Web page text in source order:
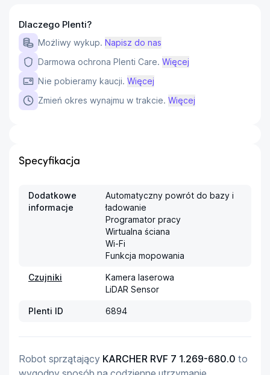
Dlaczego Plenti?
Możliwy wykup. Napisz do nas
Darmowa ochrona Plenti Care. Więcej
Nie pobieramy kaucji. Więcej
Zmień okres wynajmu w trakcie. Więcej
Specyfikacja
Dodatkowe
informacje
Automatyczny powrót do bazy i
ładowanie
Programator pracy
Wirtualna ściana
Wi-Fi
Funkcja mopowania
Czujniki
Kamera laserowa
LiDAR Sensor
Plenti ID 6894
Robot sprzątający KARCHER RVF 7 1.269-680.0 to